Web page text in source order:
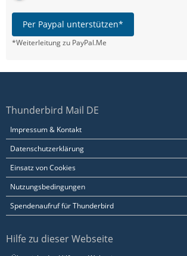
Per Paypal unterstützen*
*Weiterleitung zu PayPal.Me
Thunderbird Mail DE
Impressum & Kontakt
Datenschutzerklärung
Einsatz von Cookies
Nutzungsbedingungen
Spendenaufruf für Thunderbird
Hilfe zu dieser Webseite